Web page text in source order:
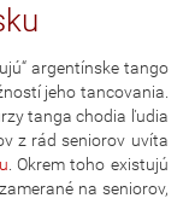
argentínske tango
jeho tancovania.
tanga chodia ľudia
z rád seniorov uvíta
. Okrem toho existujú
na seniorov,